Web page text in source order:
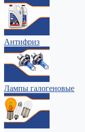
Антифриз
Лампы галогеновые